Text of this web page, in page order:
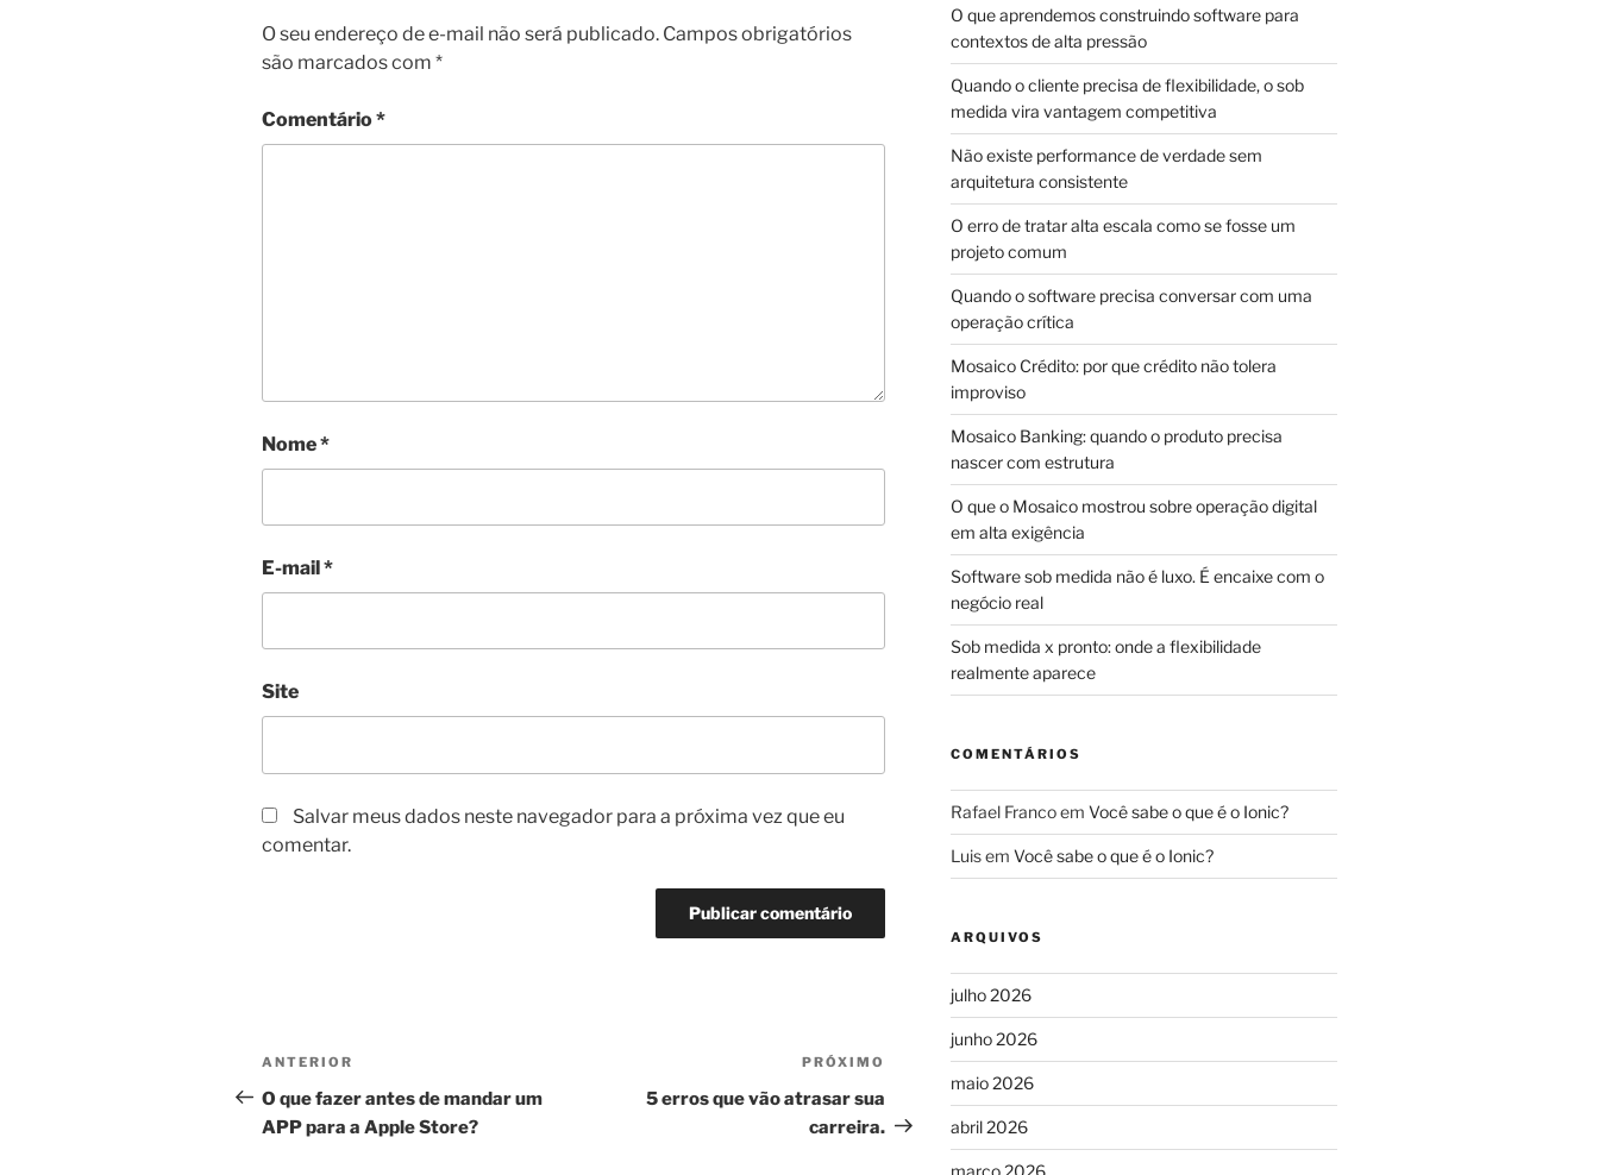
O seu endereço de e-mail não será publicado. Campos obrigatórios
são marcados com *
Comentário*
Nome*
E-mail*
Site
Salvar meus dados neste navegador para a próxima vez que eu
comentar.
Navegação
de
Post
Post
anterior
ANTERIOR
O que fazer antes de mandar um
APP para a Apple Store?
Próximo
PRÓXIMO
5 erros que vão atrasar sua
carreira.
O que aprendemos construindo software para
contextos de alta pressão
Quando o cliente precisa de flexibilidade, o sob
medida vira vantagem competitiva
Não existe performance de verdade sem
arquitetura consistente
O erro de tratar alta escala como se fosse um
projeto comum
Quando o software precisa conversar com uma
operação crítica
Mosaico Crédito: por que crédito não tolera
improviso
Mosaico Banking: quando o produto precisa
nascer com estrutura
O que o Mosaico mostrou sobre operação digital
em alta exigência
Software sob medida não é luxo. É encaixe com o
negócio real
Sob medida x pronto: onde a flexibilidade
realmente aparece
COMENTÁRIOS
Rafael Francoem Você sabe o que é o Ionic?
Luisem Você sabe o que é o Ionic?
ARQUIVOS
julho 2026
junho 2026
maio 2026
abril 2026